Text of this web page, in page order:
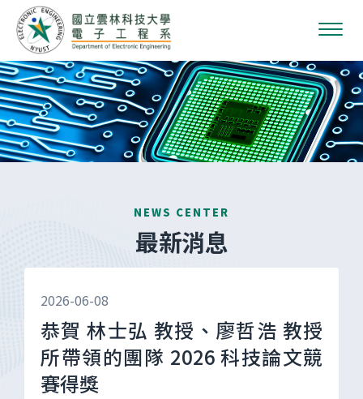
NEWS CENTER
最新消息
2026-06-08
恭賀 林士弘 教授、廖哲浩 教授
所帶領的團隊 2026 科技論文競
賽得獎